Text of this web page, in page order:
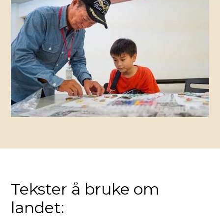
Tekster å bruke om
landet: